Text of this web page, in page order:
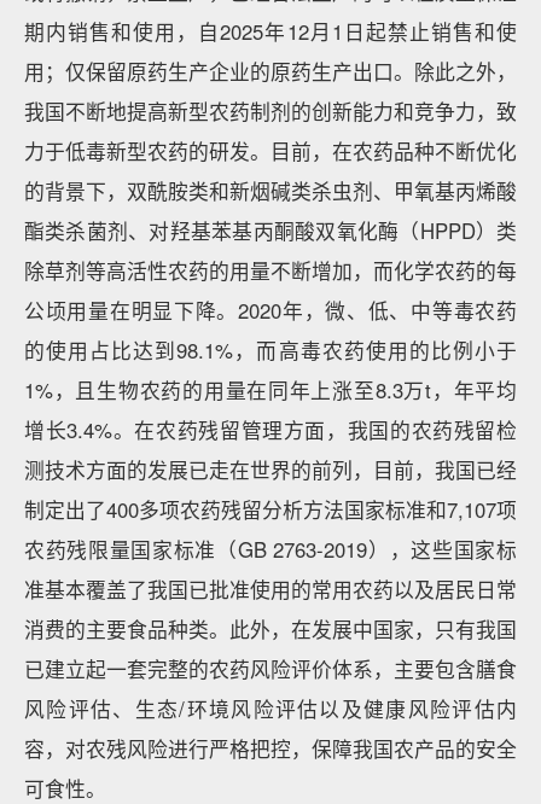
期内销售和使用，自2025年12月1日起禁止销售和使
用；仅保留原药生产企业的原药生产出口。除此之外，
我国不断地提高新型农药制剂的创新能力和竞争力，致
力于低毒新型农药的研发。目前，在农药品种不断优化
的背景下，双酰胺类和新烟碱类杀虫剂、甲氧基丙烯酸
酯类杀菌剂、对羟基苯基丙酮酸双氧化酶（HPPD）类
除草剂等高活性农药的用量不断增加，而化学农药的每
公顷用量在明显下降。2020年，微、低、中等毒农药
的使用占比达到98.1%，而高毒农药使用的比例小于
1%，且生物农药的用量在同年上涨至8.3万t，年平均
增长3.4%。在农药残留管理方面，我国的农药残留检
测技术方面的发展已走在世界的前列，目前，我国已经
制定出了400多项农药残留分析方法国家标准和7,107项
农药残限量国家标准（GB 2763-2019），这些国家标
准基本覆盖了我国已批准使用的常用农药以及居民日常
消费的主要食品种类。此外，在发展中国家，只有我国
已建立起一套完整的农药风险评价体系，主要包含膳食
风险评估、生态/环境风险评估以及健康风险评估内
容，对农残风险进行严格把控，保障我国农产品的安全
可食性。